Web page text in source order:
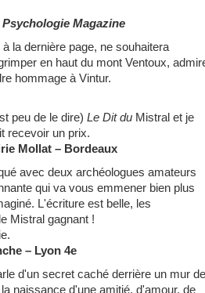
Psychologie Magazine
la dernière page, ne souhaitera
en haut du mont Ventoux,
hommage à Vintur.
peu de le dire) Le Dit du Mistral et je
recevoir un prix.
Mollat – Bordeaux
avec deux archéologues amateurs
qui va vous emmener bien plus
L'écriture est belle, les
Mistral gagnant !
– Lyon 4e
d'un secret caché derrière un mur de
naissance d'une amitié, d'amour, de